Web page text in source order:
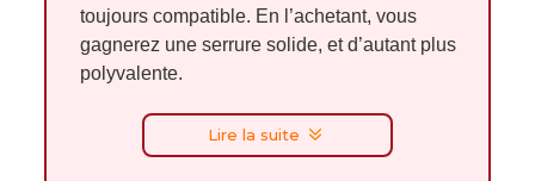
toujours compatible. En l’achetant, vous
gagnerez une serrure solide, et d’autant plus
polyvalente.
Lire la suite